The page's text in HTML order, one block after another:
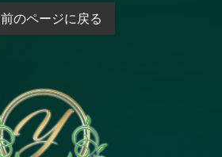
前のページに戻る